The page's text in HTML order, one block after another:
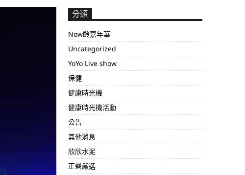
分類
Now齡嘉年華
Uncategorized
YoYo Live show
保健
健康時光機
健康時光機活動
公告
其他消息
欣欣水泥
正聲嚴選